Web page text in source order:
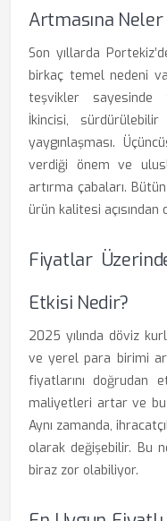
Artmasına
Son yıllarda
birkaç temel nedeni
teşvikler sayesinde
İkincisi,
yaygınlaşması.
verdiği önem ve
artırma çabaları.
ürün kalitesi
Fiyatlar
Etkisi Nedir?
2025 yılında döviz
ve yerel para birimi
fiyatlarını doğrudan
maliyetleri artar ve bu
Aynı zamanda,
olarak değişebilir. Bu
biraz zor olabiliyor.